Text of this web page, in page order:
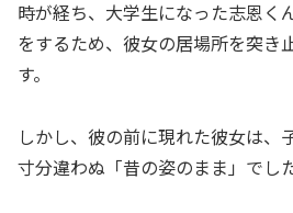
時が経ち、大学生になった志恩く
をするため、彼女の居場所を突き
す。
しかし、彼の前に現れた彼女は、
寸分違わぬ「昔の姿のまま」でした